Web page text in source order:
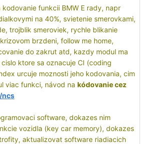
kodovanie funkcii BMW E rady, napr
na 40%, svietenie smerovkami,
trojblik smeroviek, rychle blikanie
brzdeni, follow me home,
do zakrut atd, kazdy modul ma
ktore sa oznacuje CI (coding
urcuje moznosti jeho kodovania, cim
viac funkci, návod na kódovanie cez
ncs
software, dokazes nim
vozidla (key car memory), dokazes
aktualizovat software riadiacich